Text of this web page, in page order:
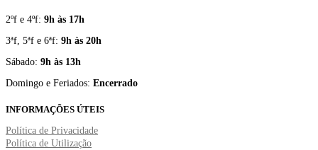
2ºf e 4ºf: 9h às 17h
3ªf, 5ªf e 6ªf: 9h às 20h
Sábado: 9h às 13h
Domingo e Feriados: Encerrado
INFORMAÇÕES ÚTEIS
Política de Privacidade
Política de Utilização